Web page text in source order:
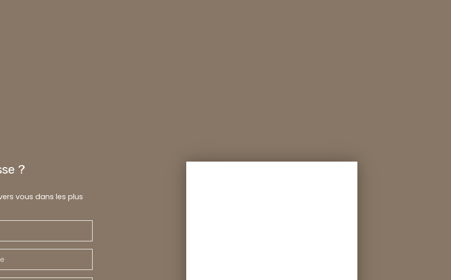
?
vous dans les plus